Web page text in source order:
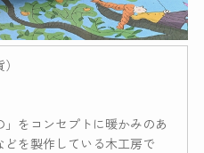
」をコンセプトに暖かみのあ
を製作している木工房で